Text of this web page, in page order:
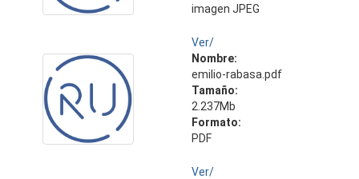
imagen JPEG
Ver/
Nombre:
emilio-rabasa.pdf
Tamaño:
2.237Mb
Formato:
PDF
Ver/